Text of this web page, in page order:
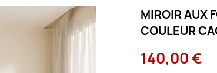
MIROIR AUX
COULEUR
140,00 €